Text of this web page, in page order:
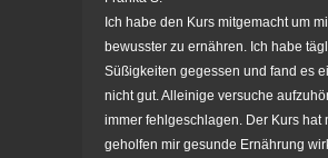
Ich habe den Kurs mitgemacht um
bewusster zu ernähren. Ich habe
Süßigkeiten gegessen und fand es
nicht gut. Alleinige versuche
immer fehlgeschlagen. Der Kurs hat
geholfen mir gesunde Ernährung